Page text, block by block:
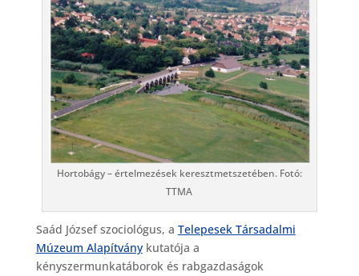
Hortobágy – értelmezések keresztmetszetében. Fotó:
TTMA
Saád József szociológus, a Telepesek Társadalmi
Múzeum Alapítványkutatója a
kényszermunkatáborok és rabgazdaságok